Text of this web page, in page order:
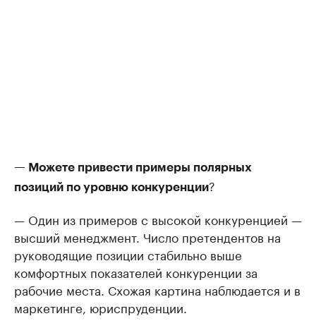
— Можете привести примеры полярных
позиций по уровню конкуренции?
— Один из примеров с высокой конкуренцией —
высший менеджмент. Число претендентов на
руководящие позиции стабильно выше
комфортных показателей конкуренции за
рабочие места. Схожая картина наблюдается и в
маркетинге, юриспруденции.